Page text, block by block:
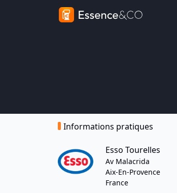
Informations pratiques
Esso Tourelles
Av Malacrida
Aix-En-Provence
France